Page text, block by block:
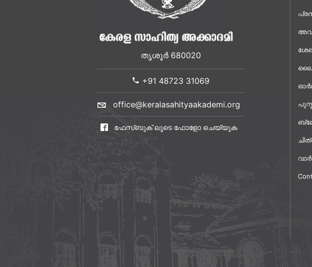
തൃശൂർ 680020
+91 48723 31069
office@keralasahityaakademi.org
ഫേസ്ബുക് ലൂടെ ഫോളോ ചെയ്യുക